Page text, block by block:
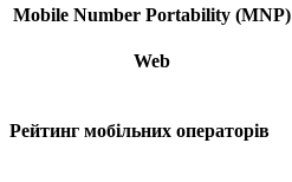
Mobile Number Portability (MNP)
Web
Рейтинг мобільних операторів